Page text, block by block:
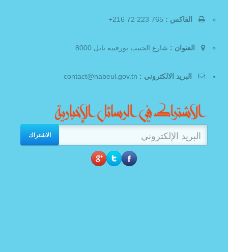
الفاكس :
العنوان : شارع الحبيب بورقيبة نابل 8000
البريد الالكتروني :
الاشتراك